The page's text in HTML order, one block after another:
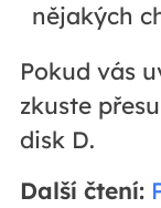
nějakých
Pokud vás
zkuste
disk D.
Další čtení: